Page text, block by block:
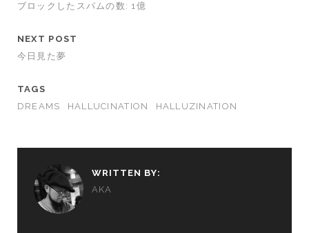
ブロックしたスパムの数: 1億
NEXT POST
今日見た夢
TAGS
DREAMS
HALLUCINATION HALLUZINATION
WRITTEN BY:
AKA